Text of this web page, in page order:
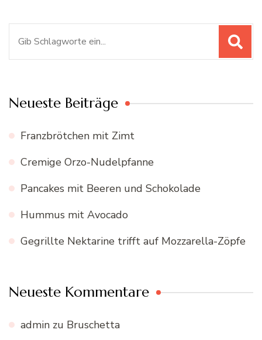
Neueste Beiträge
Franzbrötchen mit Zimt
Cremige Orzo-Nudelpfanne
Pancakes mit Beeren und Schokolade
Hummus mit Avocado
Gegrillte Nektarine trifft auf Mozzarella-Zöpfe
Neueste Kommentare
admin zu Bruschetta